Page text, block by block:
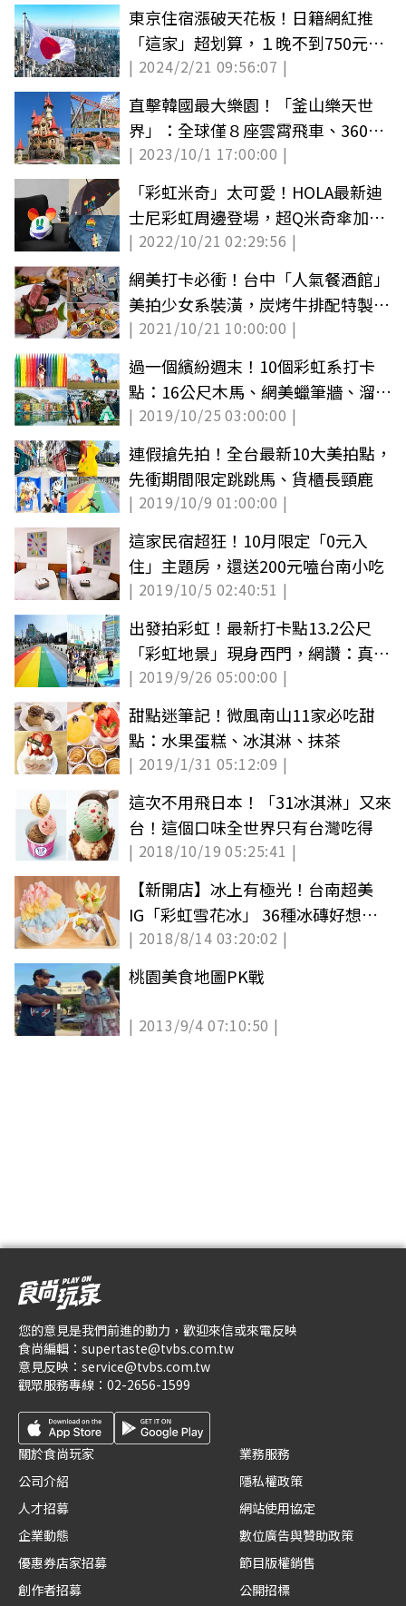
東京住宿漲破天花板！日籍網紅推
「這家」超划算，１晚不到750元還
有桑拿
| 2024/2/21 09:56:07 |
直擊韓國最大樂園！「釜山樂天世
界」：全球僅８座雲霄飛車、360度
巨型鞦韆
| 2023/10/1 17:00:00 |
「彩虹米奇」太可愛！HOLA最新迪
士尼彩虹周邊登場，超Q米奇傘加購
必收
| 2022/10/21 02:29:56 |
網美打卡必衝！台中「人氣餐酒館」
美拍少女系裝潢，炭烤牛排配特製醬
超對味
| 2021/10/21 10:00:00 |
過一個繽紛週末！10個彩虹系打卡
點：16公尺木馬、網美蠟筆牆、溜滑
梯樂園
| 2019/10/25 03:00:00 |
連假搶先拍！全台最新10大美拍點，
先衝期間限定跳跳馬、貨櫃長頸鹿
| 2019/10/9 01:00:00 |
這家民宿超狂！10月限定「0元入
住」主題房，還送200元嗑台南小吃
| 2019/10/5 02:40:51 |
出發拍彩虹！最新打卡點13.2公尺
「彩虹地景」現身西門，網讚：真的
很感動
| 2019/9/26 05:00:00 |
甜點迷筆記！微風南山11家必吃甜
點：水果蛋糕、冰淇淋、抹茶
| 2019/1/31 05:12:09 |
這次不用飛日本！「31冰淇淋」又來
台！這個口味全世界只有台灣吃得
| 2018/10/19 05:25:41 |
【新開店】冰上有極光！台南超美
IG「彩虹雪花冰」 36種冰磚好想都
吃上一輪
| 2018/8/14 03:20:02 |
桃園美食地圖PK戰
| 2013/9/4 07:10:50 |
您的意見是我們前進的動力，歡迎來信或來電反映
食尚編輯： supertaste@tvbs.com.tw
意見反映： service@tvbs.com.tw
觀眾服務專線： 02-2656-1599
關於食尚玩家
公司介紹
人才招募
企業動態
優惠券店家招募
創作者招募
業務服務
隱私權政策
網站使用協定
數位廣告與贊助政策
節目版權銷售
公開招標